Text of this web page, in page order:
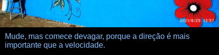
Mude, mas comece devagar, porque a direção é mais
importante que a velocidade.